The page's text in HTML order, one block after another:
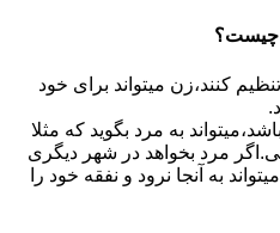
چیست؟
کنند،زن میتواند برای خود
به مرد بگوید که مثلا
مرد بخواهد در شهر دیگری
به آنجا نرود و نفقه خود را